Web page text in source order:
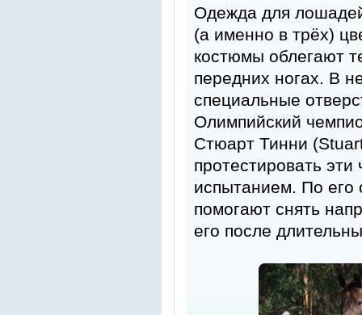
Одежда для
(а именно в трёх)
костюмы облегают
передних ногах. В
специальные
Олимпийский
Стюарт Тинни
протестировать
испытанием. По его
помогают снять
его после